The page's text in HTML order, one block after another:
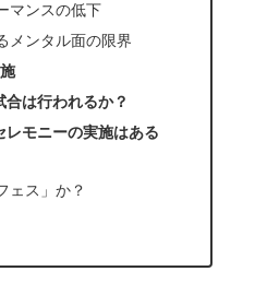
マンスの低下
メンタル面の限界
は行われるか？
モニーの実施はある
ェス」か？